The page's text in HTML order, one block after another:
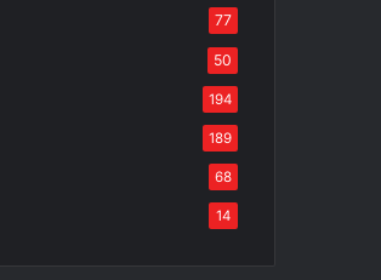
77
50
194
189
68
14